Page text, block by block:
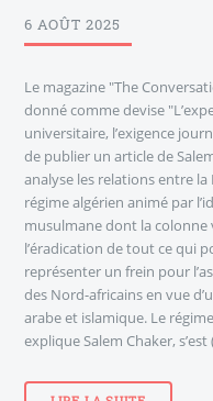
6 AOÛT 2025
Le magazine "The
donné comme devise
universitaire, l’exigence
de publier un article de
analyse les relations entre la
régime algérien animé par
musulmane dont la colonne
l’éradication de tout ce qui
représenter un frein pour
des Nord-africains en vue
arabe et islamique. Le
explique Salem Chaker,